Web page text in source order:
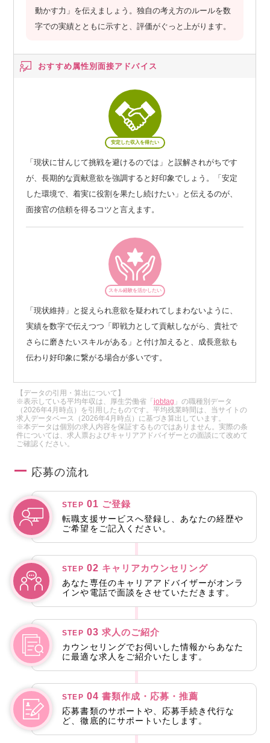
動かす力」を伝えましょう。独自の考え方のルールを数
字での実績とともに示すと、評価がぐっと上がります。
おすすめ属性別面接アドバイス
安定した収入を得たい
「現状に甘んじて挑戦を避けるのでは」と誤解されがちです
が、長期的な貢献意欲を強調すると好印象でしょう。「安定
した環境で、着実に役割を果たし続けたい」と伝えるのが、
面接官の信頼を得るコツと言えます。
スキル経験を活かしたい
「現状維持」と捉えられ意欲を疑われてしまわないように、
実績を数字で伝えつつ「即戦力として貢献しながら、貴社で
さらに磨きたいスキルがある」と付け加えると、成長意欲も
伝わり好印象に繋がる場合が多いです。
【データの引用・算出について】
※表示している平均年収は、厚生労働省「jobtag 」の職種別データ
（2026年4月時点）を引用したものです。平均残業時間は、当サイトの
求人データベース（2026年4月時点）に基づき算出しています。
※本データは個別の求人内容を保証するものではありません。実際の条
件については、求人票およびキャリアアドバイザーとの面談にて改めて
ご確認ください。
応募の流れ
STEP 01 ご登録
転職支援サービスへ登録し、あなたの経歴や
ご希望をご記入ください。
STEP 02 キャリアカウンセリング
あなた専任のキャリアアドバイザーがオンラ
インや電話で面談をさせていただきます。
STEP 03 求人のご紹介
カウンセリングでお伺いした情報からあなた
に最適な求人をご紹介いたします。
STEP 04 書類作成・応募・推薦
応募書類のサポートや、応募手続き代行な
ど、徹底的にサポートいたします。